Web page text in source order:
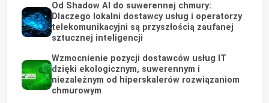
Od Shadow AI do suwerennej chmury:
Dlaczego lokalni dostawcy usług i operatorzy
telekomunikacyjni są przyszłością zaufanej
sztucznej inteligencji
Wzmocnienie pozycji dostawców usług IT
dzięki ekologicznym, suwerennym i
niezależnym od hiperskalerów rozwiązaniom
chmurowym